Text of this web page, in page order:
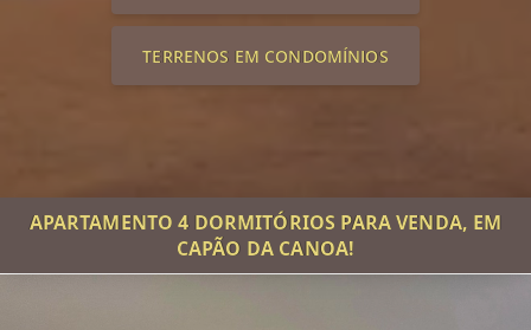
TERRENOS EM CONDOMÍNIOS
APARTAMENTO 4 DORMITÓRIOS PARA VENDA, EM
CAPÃO DA CANOA!